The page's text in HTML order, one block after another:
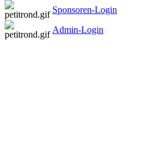
Sponsoren-Login
Admin-Login